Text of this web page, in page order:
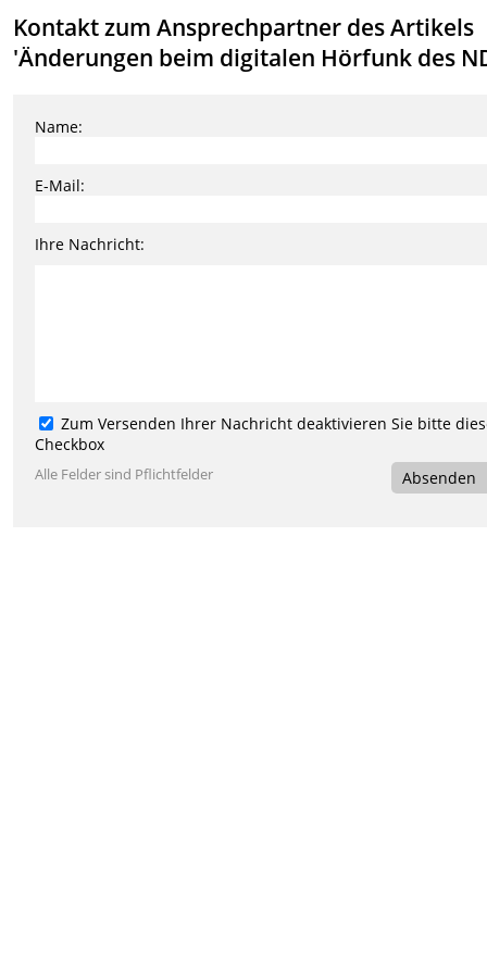
Kontakt zum Ansprechpartner des Artikels
'Änderungen beim digitalen Hörfunk des
Name:
E-Mail:
Ihre Nachricht:
Zum Versenden Ihrer Nachricht deaktivieren Sie bitte
Checkbox
Alle Felder sind Pflichtfelder Absenden